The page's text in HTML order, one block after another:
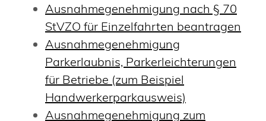
Ausnahmegenehmigung nach § 70
StVZO für Einzelfahrten beantragen
Ausnahmegenehmigung
Parkerlaubnis, Parkerleichterungen
für Betriebe (zum Beispiel
Handwerkerparkausweis)
Ausnahmegenehmigung zum